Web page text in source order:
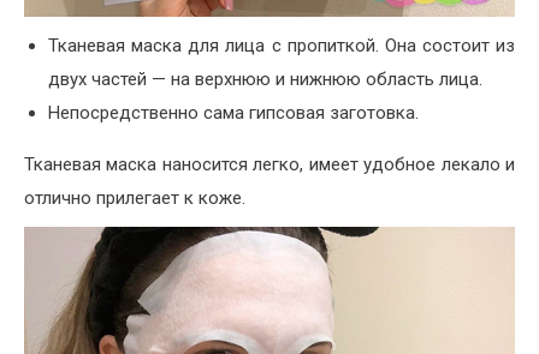
Тканевая маска для лица с пропиткой. Она состоит из
двух частей — на верхнюю и нижнюю область лица.
Непосредственно сама гипсовая заготовка.
Тканевая маска наносится легко, имеет удобное лекало и
отлично прилегает к коже.